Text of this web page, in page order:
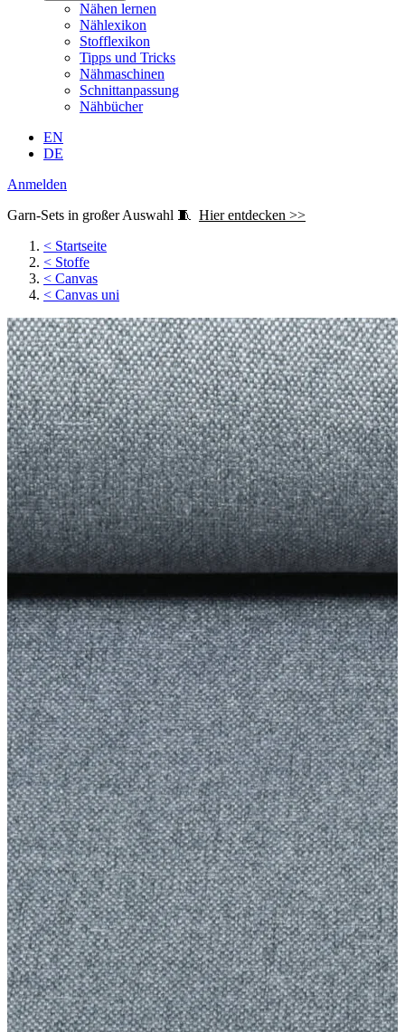
Nähen lernen
Nählexikon
Stofflexikon
Tipps und Tricks
Nähmaschinen
Schnittanpassung
Nähbücher
EN
DE
Anmelden
Garn-Sets in großer Auswahl 🧵 Hier entdecken >>
< Startseite
< Stoffe
< Canvas
< Canvas uni